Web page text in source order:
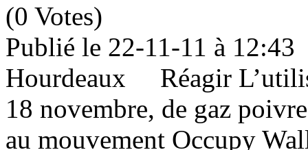
(0 Votes)
Publié le 22-11-11 à
Hourdeaux Réagir
18 novembre, de gaz
au mouvement Occupy